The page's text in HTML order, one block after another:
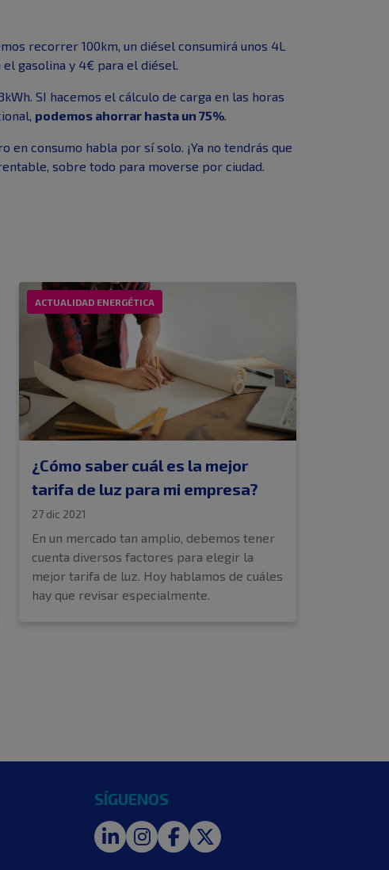
recorrer 100km, un diésel consumirá unos 4L
gasolina y 4€ para el diésel.
SI hacemos el cálculo de carga en las horas
podemos ahorrar hasta un 75%
consumo habla por sí solo. ¡Ya no tendrás que
sobre todo para moverse por ciudad.
ACTUALIDAD ENERGÉTICA
¿Cómo saber cuál es la mejor
tarifa de luz para mi empresa?
27 dic 2021
En un mercado tan amplio, debemos tener
cuenta diversos factores para elegir la
mejor tarifa de luz. Hoy hablamos de cuáles
hay que revisar especialmente.
SÍGUENOS
LinkedInInstagram
Facebook